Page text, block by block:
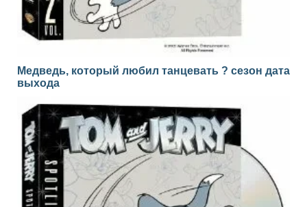
Медведь, который любил танцевать ? сезон дата
выхода